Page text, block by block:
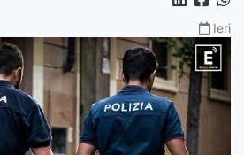
Ieri